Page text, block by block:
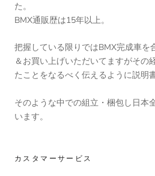
た。
BMX通販歴は15年以上。
把握している限りではBMX完成車を
＆お買い上げいただいてますがその
たことをなるべく伝えるように説明
そのような中での組立・梱包し日本
います。
カスタマーサービス